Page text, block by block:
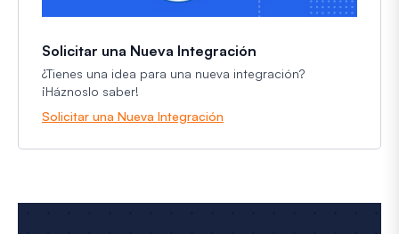
Solicitar una Nueva Integración
¿Tienes una idea para una nueva integración?
¡Háznoslo saber!
Solicitar una Nueva Integración